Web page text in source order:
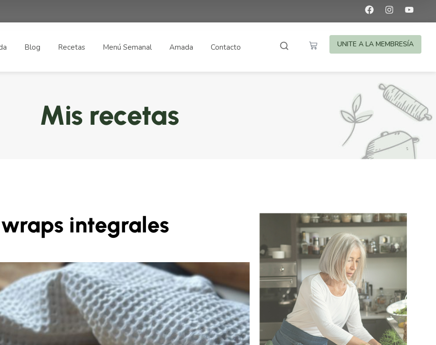
Blog Recetas Menú Semanal Amada Contacto UNITE A LA MEMBRESÍA
Mis recetas
integrales